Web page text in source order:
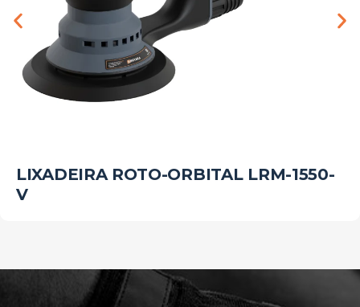
LIXADEIRA ROTO-ORBITAL LRM-1550-
V